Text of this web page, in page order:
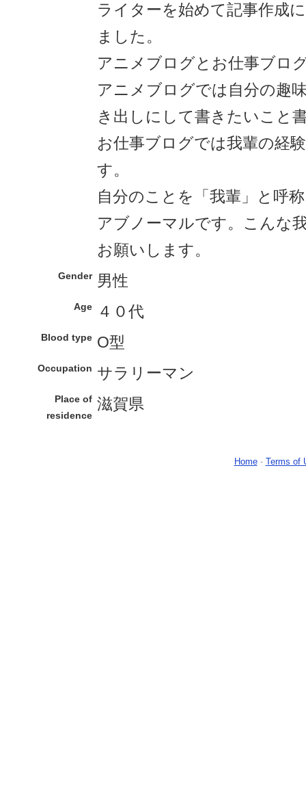
ライターを始めて記事作成
ました。
アニメブログとお仕事ブロ
アニメブログでは自分の趣
き出しにして書きたいこと
お仕事ブログでは我輩の経
す。
自分のことを「我輩」と呼
アブノーマルです。こんな
お願いします。
Gender 男性
Age ４０代
Blood type O型
Occupation サラリーマン
Place of
residence
滋賀県
Home- Terms of